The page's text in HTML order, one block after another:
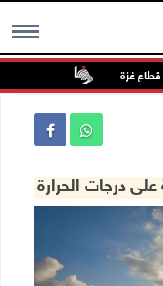
MENU
درجات الحرارة